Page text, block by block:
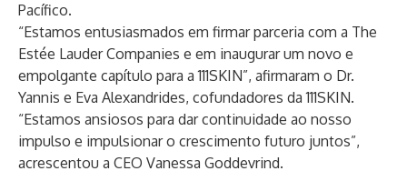
Pacífico.
“Estamos entusiasmados em firmar parceria com a The
Estée Lauder Companies e em inaugurar um novo e
empolgante capítulo para a 111SKIN”, afirmaram o Dr.
Yannis e Eva Alexandrides, cofundadores da 111SKIN.
“Estamos ansiosos para dar continuidade ao nosso
impulso e impulsionar o crescimento futuro juntos”,
acrescentou a CEO Vanessa Goddevrind.